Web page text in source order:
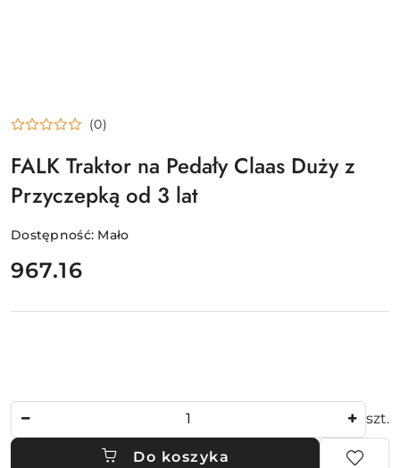
(0)
FALK Traktor na Pedały Claas Duży z
Przyczepką od 3 lat
Dostępność: Mało
cena:
967.16
szt.
Do koszyka